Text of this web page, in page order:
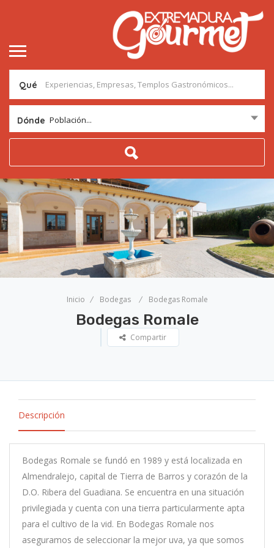
Qué
Dónde Población...
Inicio Bodegas Bodegas Romale
Bodegas Romale
Compartir
Descripción
Bodegas Romale se fundó en 1989 y está localizada en
Almendralejo, capital de Tierra de Barros y corazón de la
D.O. Ribera del Guadiana. Se encuentra en una situación
privilegiada y cuenta con una tierra particularmente apta
para el cultivo de la vid. En Bodegas Romale nos
aseguramos de seleccionar la mejor uva, ya que somos